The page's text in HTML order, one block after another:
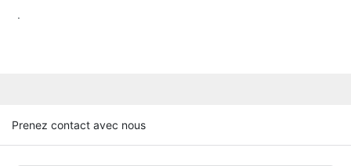
.
Prenez contact avec nous